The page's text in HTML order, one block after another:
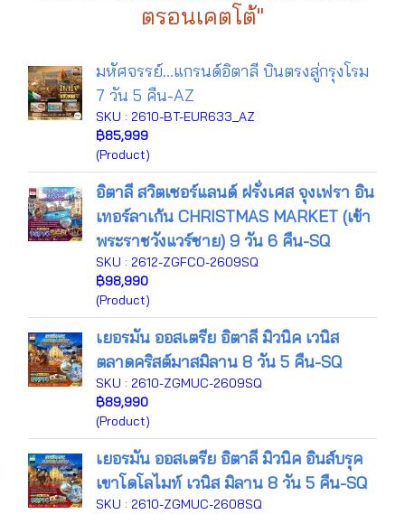
ตรอนเคตโต้"
มหัศจรรย์...แกรนด์อิตาลี บินตรงสู่กรุงโรม
7 วัน 5 คืน-AZ
SKU : 2610-BT-EUR633_AZ
฿85,999
(Product)
อิตาลี สวิตเซอร์แลนด์ ฝรั่งเศส จุงเฟรา อิน
เทอร์ลาเก้น CHRISTMAS MARKET (เข้า
พระราชวังแวร์ซาย) 9 วัน 6 คืน-SQ
SKU : 2612-ZGFCO-2609SQ
฿98,990
(Product)
เยอรมัน ออสเตรีย อิตาลี มิวนิค เวนิส
ตลาดคริสต์มาสมิลาน 8 วัน 5 คืน-SQ
SKU : 2610-ZGMUC-2609SQ
฿89,990
(Product)
เยอรมัน ออสเตรีย อิตาลี มิวนิค อินส์บรุค
เขาโดโลไมท์ เวนิส มิลาน 8 วัน 5 คืน-SQ
SKU : 2610-ZGMUC-2608SQ